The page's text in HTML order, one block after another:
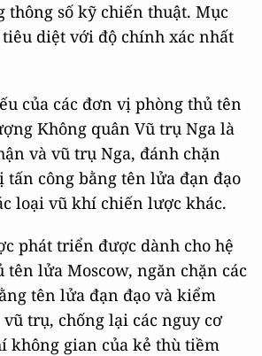
thông số kỹ chiến thuật. Mục
diệt với độ chính xác nhất
của các đơn vị phòng thủ tên
Không quân Vũ trụ Nga là
và vũ trụ Nga, đánh chặn
tấn công bằng tên lửa đạn đạo
loại vũ khí chiến lược khác.
phát triển được dành cho hệ
tên lửa Moscow, ngăn chặn các
tên lửa đạn đạo và kiểm
trụ, chống lại các nguy cơ
không gian của kẻ thù tiềm